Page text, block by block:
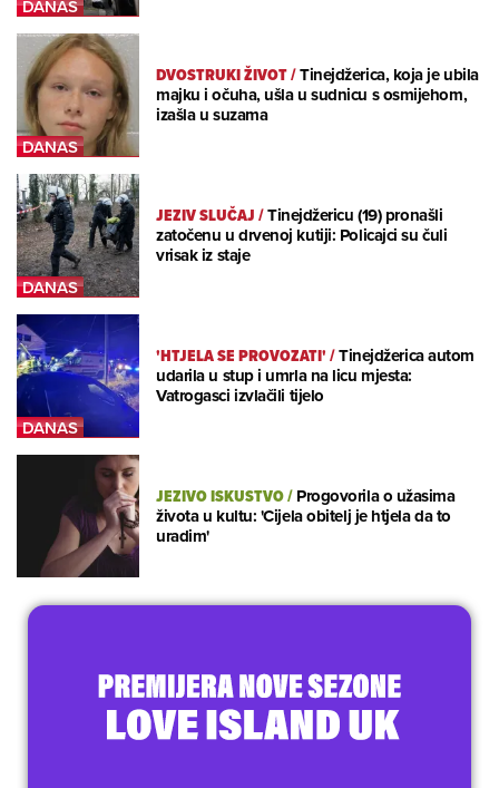
DVOSTRUKI ŽIVOT/Tinejdžerica, koja je ubila
majku i očuha, ušla u sudnicu s osmijehom,
izašla u suzama
JEZIV SLUČAJ/Tinejdžericu (19) pronašli
zatočenu u drvenoj kutiji: Policajci su čuli
vrisak iz staje
'HTJELA SE PROVOZATI'/Tinejdžerica autom
udarila u stup i umrla na licu mjesta:
Vatrogasci izvlačili tijelo
JEZIVO ISKUSTVO/Progovorila o užasima
života u kultu: 'Cijela obitelj je htjela da to
uradim'